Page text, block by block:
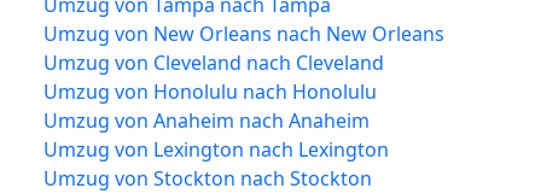
Umzug von New Orleans nach New Orleans
Umzug von Cleveland nach Cleveland
Umzug von Honolulu nach Honolulu
Umzug von Anaheim nach Anaheim
Umzug von Lexington nach Lexington
Umzug von Stockton nach Stockton